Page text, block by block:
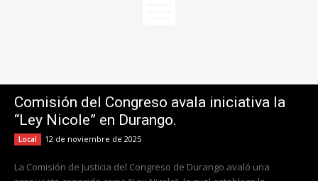
Comisión del Congreso avala iniciativa la
“Ley Nicole” en Durango.
Local 12 de noviembre de 2025
La Comisión de Justicia del Congreso de Durango avaló una